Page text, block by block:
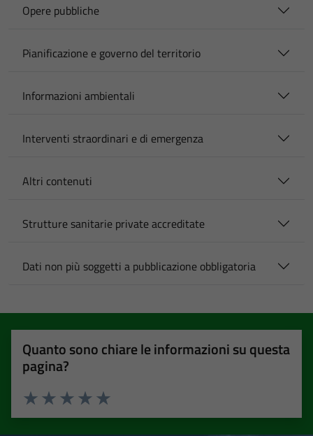
Opere pubbliche
Pianificazione e governo del territorio
Informazioni ambientali
Interventi straordinari e di emergenza
Altri contenuti
Strutture sanitarie private accreditate
Dati non più soggetti a pubblicazione obbligatoria
Quanto sono chiare le informazioni su questa
pagina?
Valuta 5 stelle su 5
Valuta 4 stelle su 5
Valuta 3 stelle su 5
Valuta 2 stelle su 5
Valuta 1 stelle su 5